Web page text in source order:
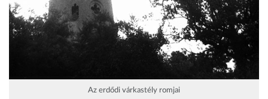
Az erdődi várkastély romjai